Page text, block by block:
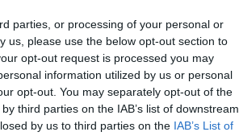
parties, or processing of your personal or
us, please use the below opt-out section to
opt-out request is processed you may
information utilized by us or personal
opt-out. You may separately opt-out of the
third parties on the IAB’s list of downstream
by us to third parties on the IAB’s List of